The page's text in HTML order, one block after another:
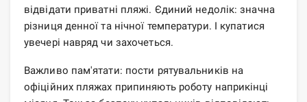
відвідати приватні пляжі. Єдиний недолік: значна
різниця денної та нічної температури. І купатися
увечері навряд чи захочеться.
Важливо пам'ятати: пости рятувальників на
офіційних пляжах припиняють роботу наприкінці